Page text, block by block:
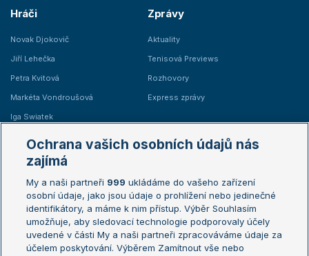
Hráči
Novak Djokovič
Jiří Lehečka
Petra Kvitová
Markéta Vondroušová
Iga Swiatek
Zprávy
Aktuality
Tenisová Previews
Rozhovory
Express zprávy
Žebříčky
Žebříček ATP (muži)
Žebříček WTA (ženy)
Sázkařský žebříček
Australian Open
French Open
Wimbledon
US Open
Ochrana vašich osobních údajů nás
zajímá
My a naši partneři 999 ukládáme do vašeho zařízení
osobní údaje, jako jsou údaje o prohlížení nebo jedinečné
identifikátory, a máme k nim přístup. Výběr Souhlasím
umožňuje, aby sledovací technologie podporovaly účely
uvedené v části My a naši partneři zpracováváme údaje za
účelem poskytování. Výběrem Zamítnout vše nebo